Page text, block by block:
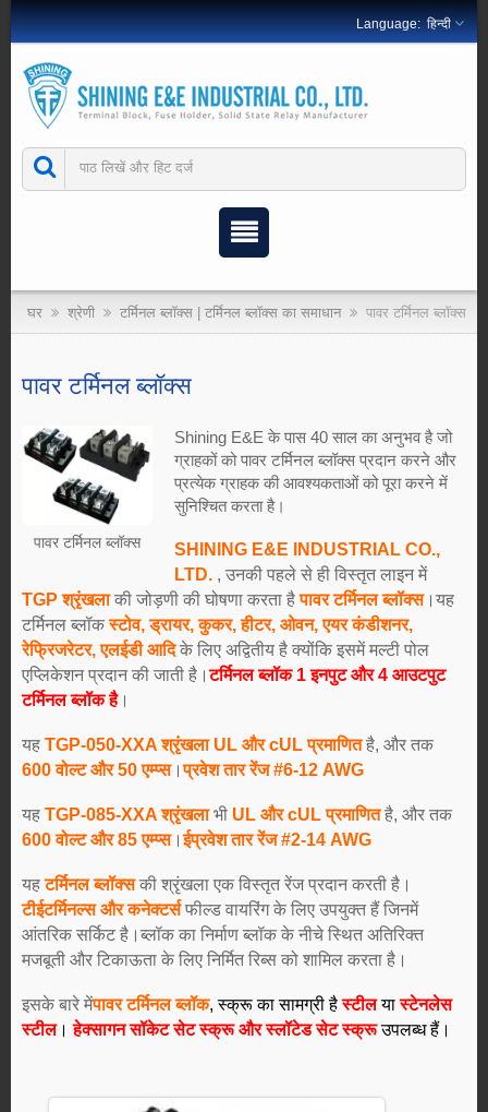
हिन्दी
घर श्रेणी टर्मिनल ब्लॉक्स | टर्मिनल ब्लॉक्स का समाधान पावर टर्मिनल ब्लॉक्स
पावर टर्मिनल ब्लॉक्स
पावर टर्मिनल ब्लॉक्स
Shining E&E के पास 40 साल का अनुभव है जो
ग्राहकों को पावर टर्मिनल ब्लॉक्स प्रदान करने और
प्रत्येक ग्राहक की आवश्यकताओं को पूरा करने में
सुनिश्चित करता है।
SHINING E&E INDUSTRIAL CO.,
LTD. , उनकी पहले से ही विस्तृत लाइन में
TGP श्रृंखलाकी जोड़णी की घोषणा करता हैपावर टर्मिनल ब्लॉक्स।यह
टर्मिनल ब्लॉकस्टोव, ड्रायर, कुकर, हीटर, ओवन, एयर कंडीशनर,
रेफ्रिजरेटर, एलईडी आदिके लिए अद्वितीय है क्योंकि इसमें मल्टी पोल
एप्लिकेशन प्रदान की जाती है।टर्मिनल ब्लॉक 1 इनपुट और 4 आउटपुट
टर्मिनल ब्लॉक है।
यह TGP-050-XXA श्रृंखला UL और cUL प्रमाणितहै, और तक
600 वोल्ट और 50 एम्प्स।प्रवेश तार रेंज #6-12 AWG
यह TGP-085-XXA श्रृंखलाभी UL और cUL प्रमाणितहै, और तक
600 वोल्ट और 85 एम्प्स।ईप्रवेश तार रेंज #2-14 AWG
यहटर्मिनल ब्लॉक्सकी श्रृंखला एक विस्तृत रेंज प्रदान करती है।
टीईटर्मिनल्स और कनेक्टर्सफील्ड वायरिंग के लिए उपयुक्त हैं जिनमें
आंतरिक सर्किट है।ब्लॉक का निर्माण ब्लॉक के नीचे स्थित अतिरिक्त
मजबूती और टिकाऊता के लिए निर्मित रिब्स को शामिल करता है।
इसके बारे मेंपावर टर्मिनल ब्लॉक, स्क्रू का सामग्री हैस्टीलयास्टेनलेस
स्टील।हेक्सागन सॉकेट सेट स्क्रू और स्लॉटेड सेट स्क्रूउपलब्ध हैं।